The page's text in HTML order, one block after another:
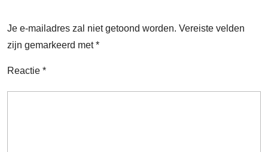
Je e-mailadres zal niet getoond worden. Vereiste velden
zijn gemarkeerd met*
Reactie *